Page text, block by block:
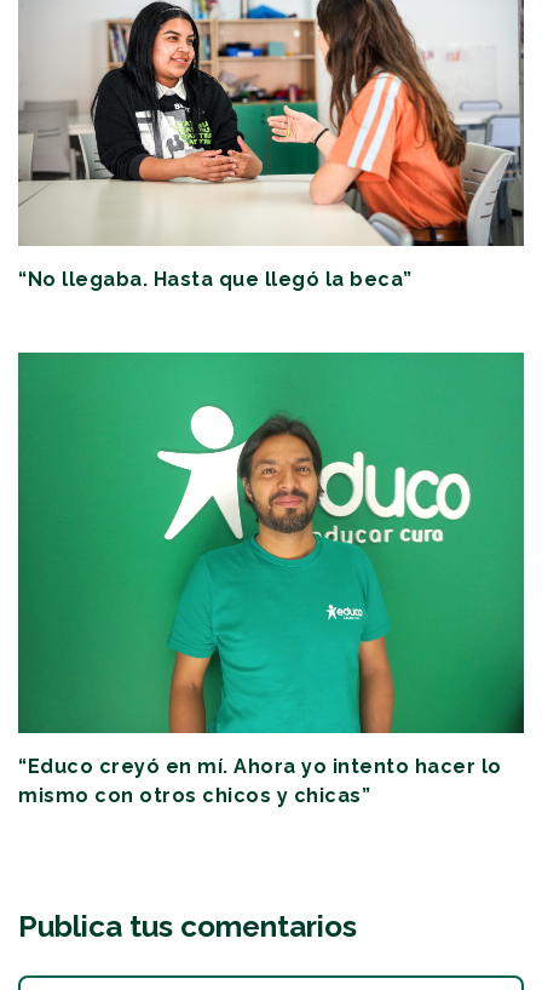
“No llegaba. Hasta que llegó la beca”
“Educo creyó en mí. Ahora yo intento hacer lo
mismo con otros chicos y chicas”
Publica tus comentarios